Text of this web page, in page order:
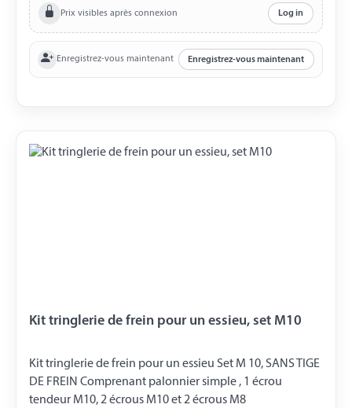
Prix visibles après connexion Log in
Enregistrez-vous maintenant Enregistrez-vous maintenant
Kit tringlerie de frein pour un essieu, set M10
Kit tringlerie de frein pour un essieu Set M 10, SANS TIGE
DE FREIN Comprenant palonnier simple , 1 écrou
tendeur M10, 2 écrous M10 et 2 écrous M8